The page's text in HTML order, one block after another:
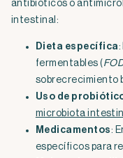
antibióticos o
intestinal:
Dieta específica
fermentables (
sobrecrecimiento
Uso de
microbiota
Medicamentos:
específicos para